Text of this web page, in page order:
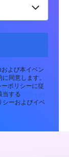
よび本イベン
同意します。
ポリシーに従
当する
シーおよびイベ